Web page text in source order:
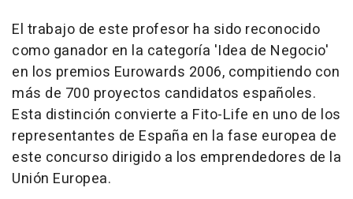
El trabajo de este profesor ha sido reconocido
como ganador en la categoría 'Idea de Negocio'
en los premios Eurowards 2006, compitiendo con
más de 700 proyectos candidatos españoles.
Esta distinción convierte a Fito-Life en uno de los
representantes de España en la fase europea de
este concurso dirigido a los emprendedores de la
Unión Europea.